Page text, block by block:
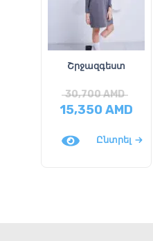
Շրջազգեստ
30,700AMD
15,350AMD
Ընտրել